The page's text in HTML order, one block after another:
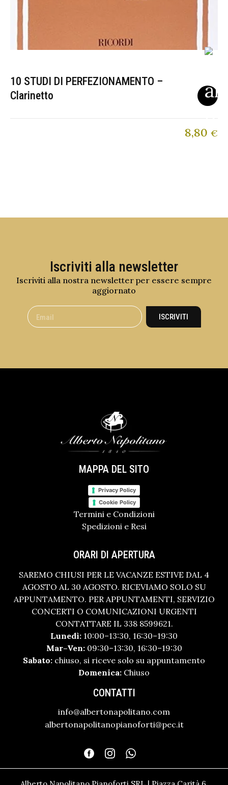
10 STUDI DI PERFEZIONAMENTO –
Clarinetto
8,80 €
Iscriviti alla newsletter
Iscriviti alla nostra newsletter per essere sempre
aggiornato
ISCRIVITI
MAPPA DEL SITO
Privacy Policy
Cookie Policy
Termini e Condizioni
Spedizioni e Resi
ORARI DI APERTURA
SAREMO CHIUSI PER LE VACANZE ESTIVE DAL 4
AGOSTO AL 30 AGOSTO. RICEVIAMO SOLO SU
APPUNTAMENTO. PER APPUNTAMENTI, SERVIZIO
CONCERTI O COMUNICAZIONI URGENTI
CONTATTARE IL 338 8599621.
Lunedì: 10:00–13:30, 16:30–19:30
Mar–Ven:09:30–13:30, 16:30–19:30
Sabato: chiuso, si riceve solo su appuntamento
Domenica: Chiuso
CONTATTI
info@albertonapolitano.com
albertonapolitanopianoforti@pec.it